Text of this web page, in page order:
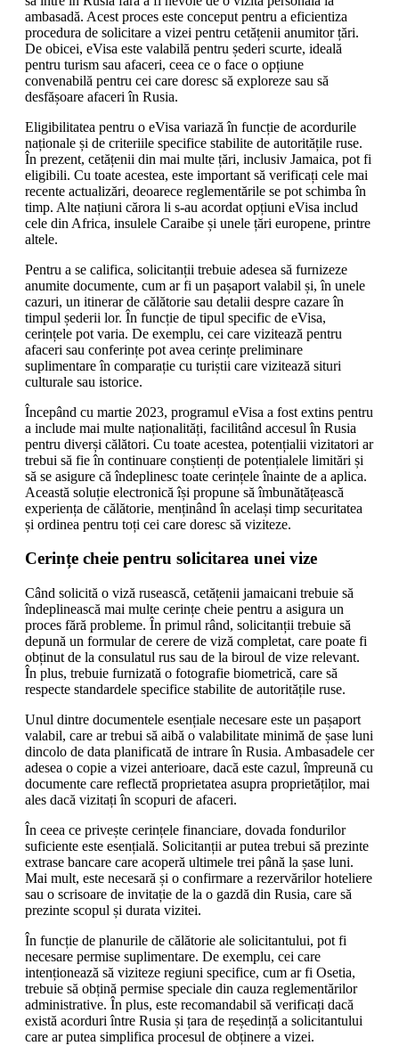
ambasadă. Acest proces este conceput pentru a eficientiza
procedura de solicitare a vizei pentru cetățenii anumitor țări.
De obicei, eVisa este valabilă pentru șederi scurte, ideală
pentru turism sau afaceri, ceea ce o face o opțiune
convenabilă pentru cei care doresc să exploreze sau să
desfășoare afaceri în Rusia.
Eligibilitatea pentru o eVisa variază în funcție de acordurile
naționale și de criteriile specifice stabilite de autoritățile ruse.
În prezent, cetățenii din mai multe țări, inclusiv Jamaica, pot fi
eligibili. Cu toate acestea, este important să verificați cele mai
recente actualizări, deoarece reglementările se pot schimba în
timp. Alte națiuni cărora li s-au acordat opțiuni eVisa includ
cele din Africa, insulele Caraibe și unele țări europene, printre
altele.
Pentru a se califica, solicitanții trebuie adesea să furnizeze
anumite documente, cum ar fi un pașaport valabil și, în unele
cazuri, un itinerar de călătorie sau detalii despre cazare în
timpul șederii lor. În funcție de tipul specific de eVisa,
cerințele pot varia. De exemplu, cei care vizitează pentru
afaceri sau conferințe pot avea cerințe preliminare
suplimentare în comparație cu turiștii care vizitează situri
culturale sau istorice.
Începând cu martie 2023, programul eVisa a fost extins pentru
a include mai multe naționalități, facilitând accesul în Rusia
pentru diverși călători. Cu toate acestea, potențialii vizitatori ar
trebui să fie în continuare conștienți de potențialele limitări și
să se asigure că îndeplinesc toate cerințele înainte de a aplica.
Această soluție electronică își propune să îmbunătățească
experiența de călătorie, menținând în același timp securitatea
și ordinea pentru toți cei care doresc să viziteze.
Cerințe cheie pentru solicitarea unei vize
Când solicită o viză rusească, cetățenii jamaicani trebuie să
îndeplinească mai multe cerințe cheie pentru a asigura un
proces fără probleme. În primul rând, solicitanții trebuie să
depună un formular de cerere de viză completat, care poate fi
obținut de la consulatul rus sau de la biroul de vize relevant.
În plus, trebuie furnizată o fotografie biometrică, care să
respecte standardele specifice stabilite de autoritățile ruse.
Unul dintre documentele esențiale necesare este un pașaport
valabil, care ar trebui să aibă o valabilitate minimă de șase luni
dincolo de data planificată de intrare în Rusia. Ambasadele cer
adesea o copie a vizei anterioare, dacă este cazul, împreună cu
documente care reflectă proprietatea asupra proprietăților, mai
ales dacă vizitați în scopuri de afaceri.
În ceea ce privește cerințele financiare, dovada fondurilor
suficiente este esențială. Solicitanții ar putea trebui să prezinte
extrase bancare care acoperă ultimele trei până la șase luni.
Mai mult, este necesară și o confirmare a rezervărilor hoteliere
sau o scrisoare de invitație de la o gazdă din Rusia, care să
prezinte scopul și durata vizitei.
În funcție de planurile de călătorie ale solicitantului, pot fi
necesare permise suplimentare. De exemplu, cei care
intenționează să viziteze regiuni specifice, cum ar fi Osetia,
trebuie să obțină permise speciale din cauza reglementărilor
administrative. În plus, este recomandabil să verificați dacă
există acorduri între Rusia și țara de reședință a solicitantului
care ar putea simplifica procesul de obținere a vizei.